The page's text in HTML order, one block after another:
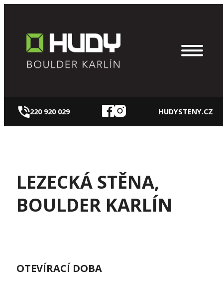
obsah
220 920 029 HUDYSTENY.CZ
LEZECKÁ STĚNA,
BOULDER KARLÍN
OTEVÍRACÍ DOBA